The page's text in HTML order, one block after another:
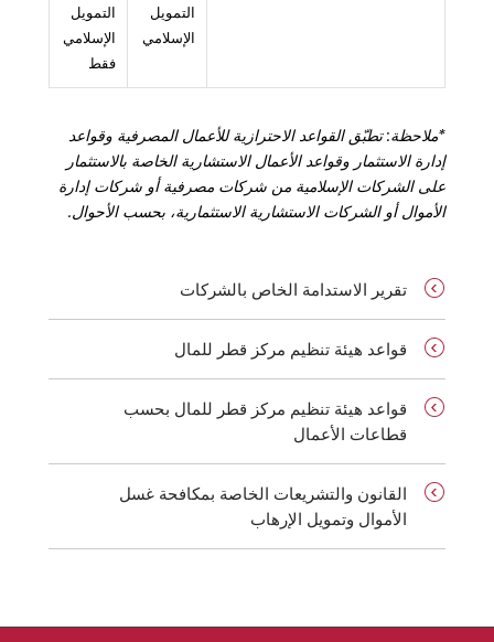
التمويل
الإسلامي
التمويل
الإسلامي
فقط
*ملاحظة: تطبّق القواعد الاحترازية للأعمال المصرفية وقواعد
إدارة الاستثمار وقواعد الأعمال الاستشارية الخاصة بالاستثمار
على الشركات الإسلامية من شركات مصرفية أو شركات إدارة
الأموال أو الشركات الاستشارية الاستثمارية، بحسب الأحوال.
تقرير الاستدامة الخاص بالشركات
قواعد هيئة تنظيم مركز قطر للمال
قواعد هيئة تنظيم مركز قطر للمال بحسب
قطاعات الأعمال
القانون والتشريعات الخاصة بمكافحة غسل
الأموال وتمويل الإرهاب